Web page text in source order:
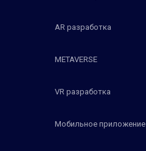
AR разработка
METAVERSE
VR разработка
Мобильное приложение